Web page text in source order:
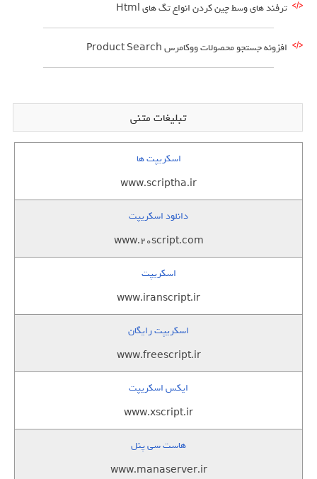
ترفند های وسط چین کردن انواع تگ های Html
افزونه جستجو محصولات ووکامرس Product Search
تبلیغات متنی
اسکریپت ها
www.scriptha.ir
دانلود اسکریپت
www.20script.com
اسکریپت
www.iranscript.ir
اسکریپت رایگان
www.freescript.ir
ایکس اسکریپت
www.xscript.ir
هاست سی پنل
www.manaserver.ir